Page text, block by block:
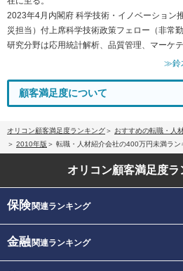
2023年4月内閣府 科学技術・イノベーション
災担当）付上席科学技術政策フェロー（非常勤
研究分野は応用統計解析、品質管理、マーケテ
≫鈴
顧客満足度について
オリコン顧客満足度ランキング
おすすめの転職・人
2010年版
転職・人材紹介会社の400万円未満ラン
オリコン顧客満足度ラ
保険関連ランキング
金融関連ランキング